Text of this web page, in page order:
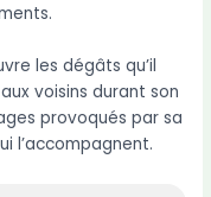
les dégâts qu’il
voisins durant son
provoqués par sa
l’accompagnent.